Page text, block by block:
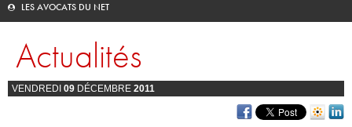
LES AVOCATS DU NET
Actualités
VENDREDI 09 DÉCEMBRE 2011